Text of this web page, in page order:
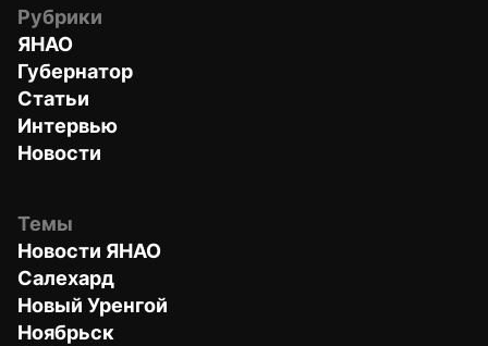
Рубрики
ЯНАО
Губернатор
Статьи
Интервью
Новости
Темы
Новости ЯНАО
Салехард
Новый Уренгой
Ноябрьск